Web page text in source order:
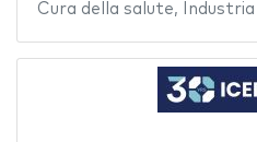
Cura della salute,